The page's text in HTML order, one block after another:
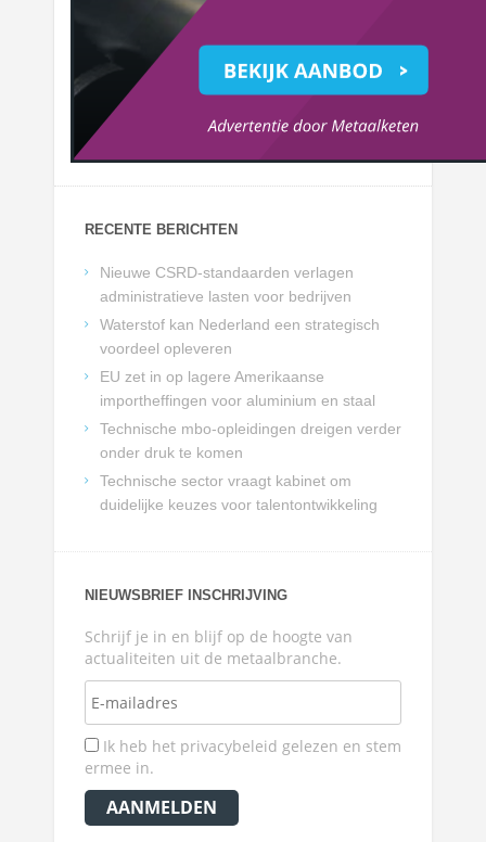
RECENTE BERICHTEN
Nieuwe CSRD-standaarden verlagen
administratieve lasten voor bedrijven
Waterstof kan Nederland een strategisch
voordeel opleveren
EU zet in op lagere Amerikaanse
importheffingen voor aluminium en staal
Technische mbo-opleidingen dreigen verder
onder druk te komen
Technische sector vraagt kabinet om
duidelijke keuzes voor talentontwikkeling
NIEUWSBRIEF INSCHRIJVING
Schrijf je in en blijf op de hoogte van
actualiteiten uit de metaalbranche.
Ik heb het privacybeleid gelezen en stem
ermee in.